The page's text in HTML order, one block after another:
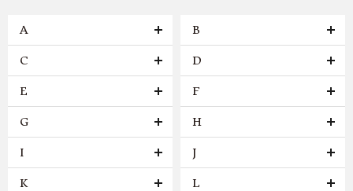
A B
C D
E F
G H
I J
K L